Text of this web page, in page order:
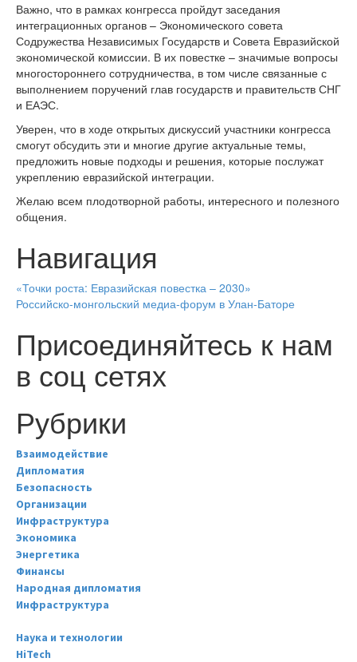
Важно, что в рамках конгресса пройдут заседания
интеграционных органов – Экономического совета
Содружества Независимых Государств и Совета Евразийской
экономической комиссии. В их повестке – значимые вопросы
многостороннего сотрудничества, в том числе связанные с
выполнением поручений глав государств и правительств СНГ
и ЕАЭС.
Уверен, что в ходе открытых дискуссий участники конгресса
смогут обсудить эти и многие другие актуальные темы,
предложить новые подходы и решения, которые послужат
укреплению евразийской интеграции.
Желаю всем плодотворной работы, интересного и полезного
общения.
Навигация
«Точки роста: Евразийская повестка – 2030»
Российско-монгольский медиа-форум в Улан-Баторе
Присоединяйтесь к нам
в соц сетях
Рубрики
Взаимодействие
Дипломатия
Безопасность
Организации
Инфраструктура
Экономика
Энергетика
Финансы
Народная дипломатия
Инфраструктура
Наука и технологии
HiTech